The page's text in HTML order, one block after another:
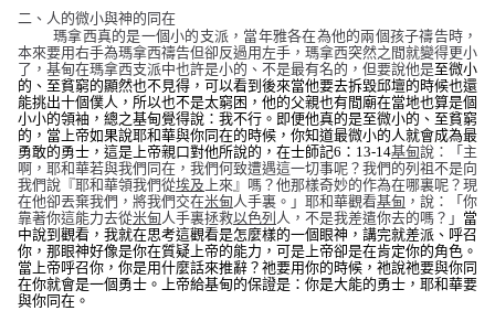
二、人的微小與神的同在
瑪拿西真的是一個小的支派，當年雅各在為他的兩個孩子禱告時，
本來要用右手為瑪拿西禱告但卻反過用左手，瑪拿西突然之間就變得更小
了，基甸在瑪拿西支派中也許是小的、不是最有名的，但要說他是至微小
的、至貧窮的顯然也不見得，可以看到後來當他要去拆毀邱壇的時候也還
能挑出十個僕人，所以也不是太窮困，他的父親也有間廟在當地也算是個
小小的領袖，總之基甸覺得說：我不行。即便他真的是至微小的、至貧窮
的，當上帝如果說耶和華與你同在的時候，你知道最微小的人就會成為最
勇敢的勇士，這是上帝親口對他所說的，在士師記6 ： 13-14基甸說：「主
啊，耶和華若與我們同在，我們何致遭遇這一切事呢？我們的列祖不是向
我們說『耶和華領我們從埃及 上來』嗎？他那樣奇妙的作為在哪裏呢？現
在他卻丟棄我們，將我們交在米甸人手裏。」耶和華觀看基甸 ，說：「你
靠著你這能力去從米甸人手裏拯救以色列 人，不是我差遣你去的嗎？」 當
中說到觀看，我就在思考這觀看是怎麼樣的一個眼神，講完就差派、呼召
你，那眼神好像是你在質疑上帝的能力，可是上帝卻是在肯定你的角色。
當上帝呼召你，你是用什麼話來推辭？祂要用你的時候，祂說祂要與你同
在你就會是一個勇士。上帝給基甸的保證是：你是大能的勇士，耶和華要
與你同在。